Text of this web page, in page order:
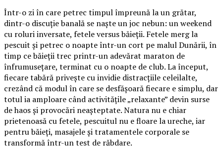
Într-o zi în care petrec timpul împreună la un grătar,
dintr-o discuție banală se naște un joc nebun: un weekend
cu roluri inversate, fetele versus băieții. Fetele merg la
pescuit și petrec o noapte într-un cort pe malul Dunării, în
timp ce băieții trec printr-un adevărat maraton de
înfrumusețare, terminat cu o noapte de club. La început,
fiecare tabără privește cu invidie distracțiile celeilalte,
crezând că modul în care se desfășoară fiecare e simplu, dar
totul ia amploare când activitățile „relaxante” devin surse
de haos și provocări neașteptate. Natura nu e chiar
prietenoasă cu fetele, pescuitul nu e floare la ureche, iar
pentru băieți, masajele și tratamentele corporale se
transformă într-un test de răbdare.